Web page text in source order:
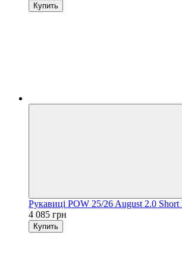
Купить
Рукавиці POW 25/26 August 2.0
4 085 грн
Купить